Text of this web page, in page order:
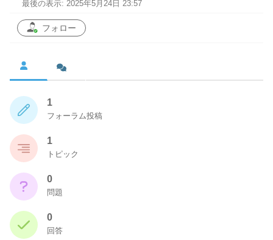
最後の表示: 2025年5月24日 23:57
フォロー
1
フォーラム投稿
1
トピック
0
問題
0
回答